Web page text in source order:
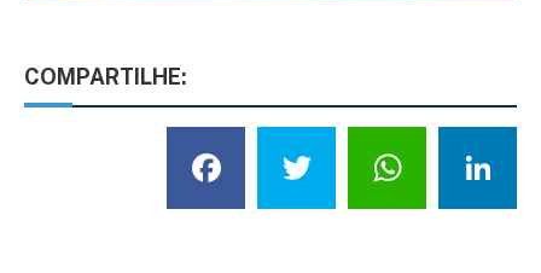
COMPARTILHE:
Facebook
Twitter